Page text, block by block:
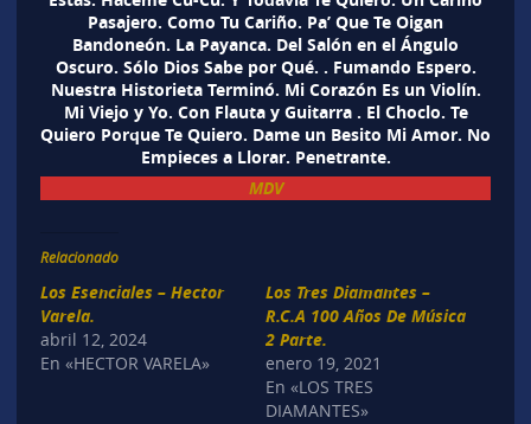
Pasajero. Como Tu Cariño. Pa’ Que Te Oigan
Bandoneón. La Payanca. Del Salón en el Ángulo
Oscuro. Sólo Dios Sabe por Qué. . Fumando Espero.
Nuestra Historieta Terminó. Mi Corazón Es un Violín.
Mi Viejo y Yo. Con Flauta y Guitarra . El Choclo. Te
Quiero Porque Te Quiero. Dame un Besito Mi Amor. No
Empieces a Llorar. Penetrante.
MDV
Relacionado
Los Esenciales – Hector
Varela.
abril 12, 2024
En «HECTOR VARELA»
Los Tres Diamantes –
R.C.A 100 Años De Música
2 Parte.
enero 19, 2021
En «LOS TRES
DIAMANTES»